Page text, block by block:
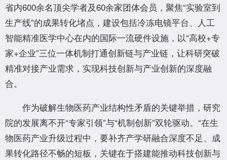
省内600余名顶尖学者及60余家团体会员，聚焦“实验室到
生产线”的成果转化堵点，建设包括冷冻电镜平台、人工
智能精准医学中心在内的国际一流硬件设施，以“高校+专
家+企业”三位一体机制打通创新链与产业链，让科研突破
精准对接产业需求，实现科技创新与产业创新的深度融
合。
作为破解生物医药产业结构性矛盾的关键举措，研究
院的发展离不开“专家引领”与“机制创新”双轮驱动。“在生
物医药产业升级过程中，要补齐产学研融合深度不足、成
果转化路径不畅的短板，关键在于搭建能推动科技创新与